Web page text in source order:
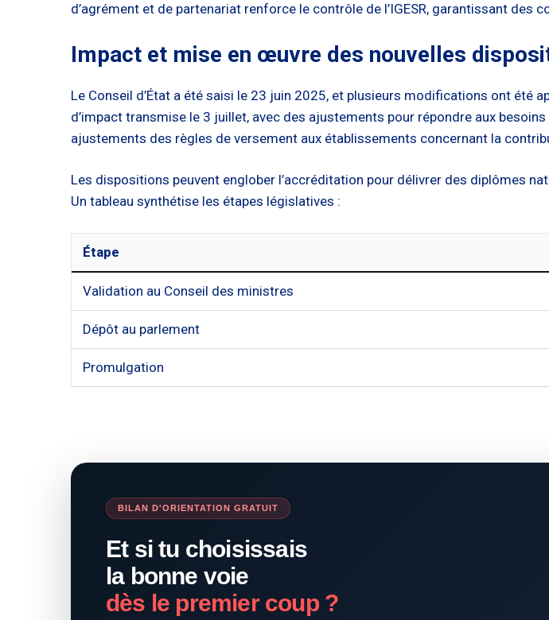
d’agrément et de partenariat renforce le contrôle de l’IGESR, garantissant
Impact et mise en œuvre des nouvelles
Le Conseil d’État a été saisi le 23 juin 2025, et plusieurs modifications ont
d’impact transmise le 3 juillet, avec des ajustements pour répondre aux
ajustements des règles de versement aux établissements concernant la
Les dispositions peuvent englober l’accréditation pour délivrer des diplômes
Un tableau synthétise les étapes législatives :
Étape
Validation au Conseil des ministres
Dépôt au parlement
Promulgation
BILAN D'ORIENTATION GRATUIT
Et si tu choisissais
la bonne voie
dès le premier coup ?